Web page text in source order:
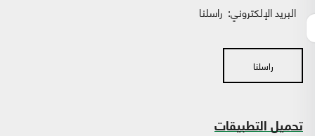
البريد الإلكتروني: راسلنا
راسلنا
تحميل التطبيقات